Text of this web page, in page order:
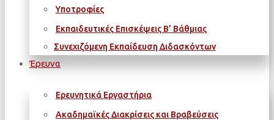
Υποτροφίες
Εκπαιδευτικές Επισκέψεις Β’ Βάθμιας
Συνεχιζόμενη Εκπαίδευση Διδασκόντων
Έρευνα
Ερευνητικά Εργαστήρια
Ακαδημαϊκές Διακρίσεις και Βραβεύσεις